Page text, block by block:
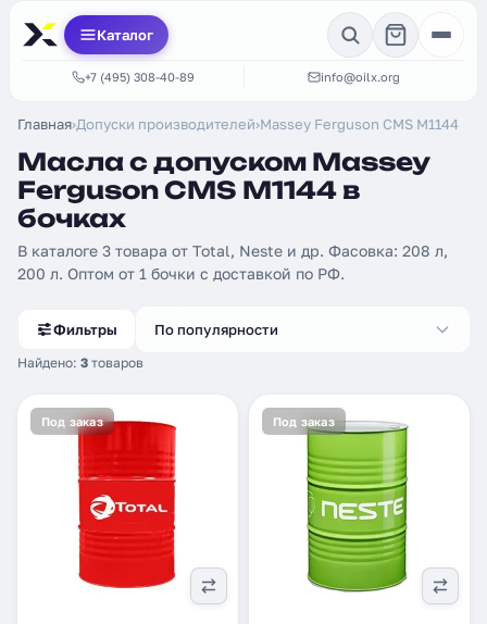
Каталог
+7 (495) 308-40-89 info@oilx.org
Главная›Допуски производителей›Massey Ferguson CMS M1144
Масла с допуском Massey
Ferguson CMS M1144 в
бочках
В каталоге 3 товара от Total, Neste и др. Фасовка: 208 л,
200 л. Оптом от 1 бочки с доставкой по РФ.
Фильтры
Найдено: 3 товаров
По популярности
Под заказ Под заказ